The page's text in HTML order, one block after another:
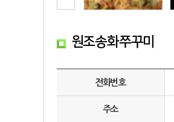
원조송화쭈꾸미
전화번호
주소